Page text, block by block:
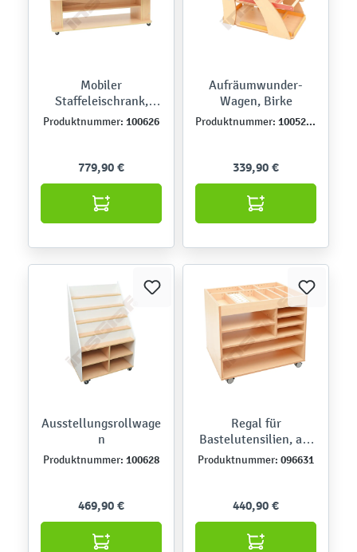
Mobiler
Staffeleischrank,
breit
Produktnummer: 100626
779,90 €
Aufräumwunder-
Wagen, Birke
Produktnummer: 100520B
339,90 €
Ausstellungsrollwage
n
Produktnummer: 100628
469,90 €
Regal für
Bastelutensilien, auf
Rollen, Birke
Produktnummer: 096631
440,90 €